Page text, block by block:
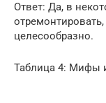
Ответ: Да, в
целесообразно.
Таблица 4: Мифы